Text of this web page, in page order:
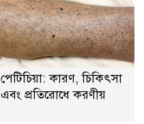
পেটিচিয়া: কারণ, চিকিৎসা
এবং প্রতিরোধে করণীয়